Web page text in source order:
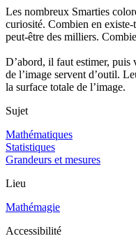
Les nombreux Smarties
curiosité. Combien en
peut-être des milliers.
D’abord, il faut estimer, puis
de l’image servent d’outil.
la surface totale de l’image.
Sujet
Mathématiques
Statistiques
Grandeurs et mesures
Lieu
Mathémagie
Accessibilité